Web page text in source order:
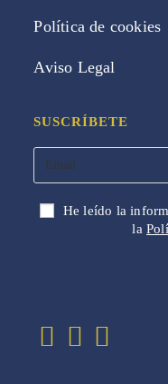
Política de cookies
Aviso Legal
SUSCRÍBETE
He leído la
la